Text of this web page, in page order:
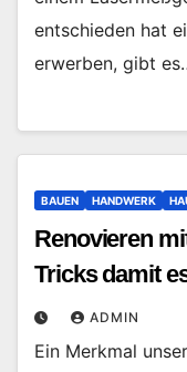
entschieden hat
erwerben, gibt
BAUEN HANDWERK
Renovieren
Tricks damit
ADMIN
Ein Merkmal